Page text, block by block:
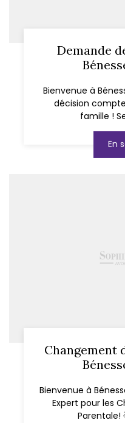
Demande
Bienvenue à
décision
famille !
En
Changement
Bienvenue à
Expert pour les
Parentale!